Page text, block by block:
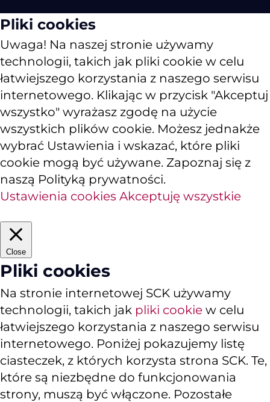
Pliki cookies
Uwaga! Na naszej stronie używamy
technologii, takich jak pliki cookie w celu
łatwiejszego korzystania z naszego serwisu
internetowego. Klikając w przycisk "Akceptuj
wszystko" wyrażasz zgodę na użycie
wszystkich plików cookie. Możesz jednakże
wybrać Ustawienia i wskazać, które pliki
cookie mogą być używane. Zapoznaj się z
naszą Polityką prywatności.
Ustawienia cookies Akceptuję wszystkie
Close
Pliki cookies
Na stronie internetowej SCK używamy
technologii, takich jak pliki cookie w celu
łatwiejszego korzystania z naszego serwisu
internetowego. Poniżej pokazujemy listę
ciasteczek, z których korzysta strona SCK. Te,
które są niezbędne do funkcjonowania
strony, muszą być włączone. Pozostałe